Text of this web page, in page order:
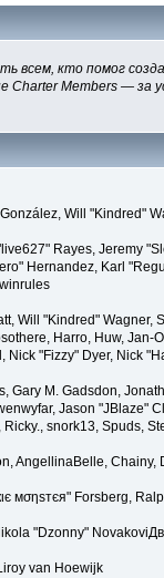
всем, кто помог
Charter Members — за
Will "Kindred"
Rayes, Jeremy
Hernandez, Karl
Will "Kindred" Wagner,
Harro, Huw,
Nick "Fizzy" Dyer, Nick
Gary M. Gadsdon,
Jason "JBlaze"
snork13, Spuds,
AngellinaBelle,
мσηѕтєя" Forsberg,
"Dzonny"
van Hoewijk